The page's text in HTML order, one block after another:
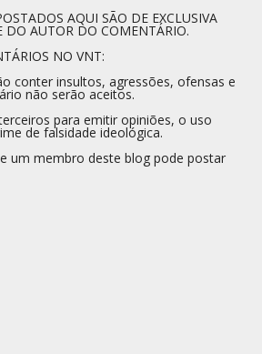
AQUI SÃO DE EXCLUSIVA
DO AUTOR DO COMENTÁRIO.
NO VNT:
conter insultos, agressões, ofensas e
não serão aceitos.
para emitir opiniões, o uso
de falsidade ideológica.
um membro deste blog pode postar